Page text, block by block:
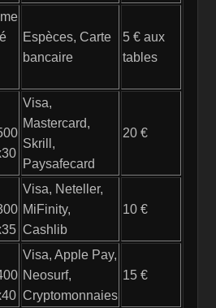
Espèces, Carte
bancaire
5 € aux
tables
Visa,
Mastercard,
Skrill,
Paysafecard
20 €
Visa, Neteller,
MiFinity,
Cashlib
10 €
Visa, Apple Pay,
Neosurf,
Cryptomonnaies
15 €